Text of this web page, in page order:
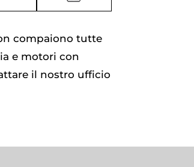
compaiono tutte
e motori con
il nostro ufficio